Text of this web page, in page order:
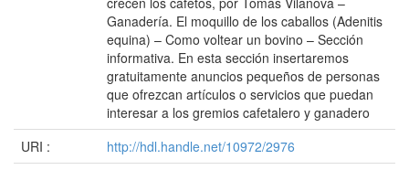
Ganadería. El moquillo de los caballos (Adenitis
equina) – Como voltear un bovino – Sección
informativa. En esta sección insertaremos
gratuitamente anuncios pequeños de personas
que ofrezcan artículos o servicios que puedan
interesar a los gremios cafetalero y ganadero
URI :
http://hdl.handle.net/10972/2976